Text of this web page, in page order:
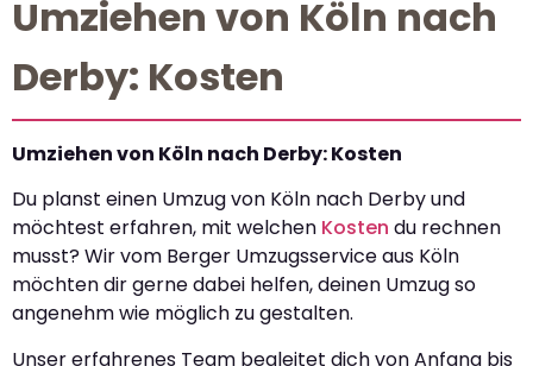
Umziehen von Köln nach
Derby: Kosten
Umziehen von Köln nach Derby: Kosten
Du planst einen Umzug von Köln nach Derby und
möchtest erfahren, mit welchen Kosten du rechnen
musst? Wir vom Berger Umzugsservice aus Köln
möchten dir gerne dabei helfen, deinen Umzug so
angenehm wie möglich zu gestalten.
Unser erfahrenes Team begleitet dich von Anfang bis